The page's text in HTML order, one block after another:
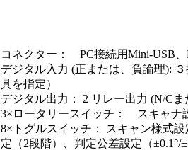
コネクター： PC接続用Mini-USB
デジタル入力 (正または、負論理):
具を指定）
デジタル出力： 2 リレー出力 (N/C
3×ロータリースイッチ： スキャナ
8×トグルスイッチ： スキャン様式
定（2段階）、判定公差設定（±0.1°/